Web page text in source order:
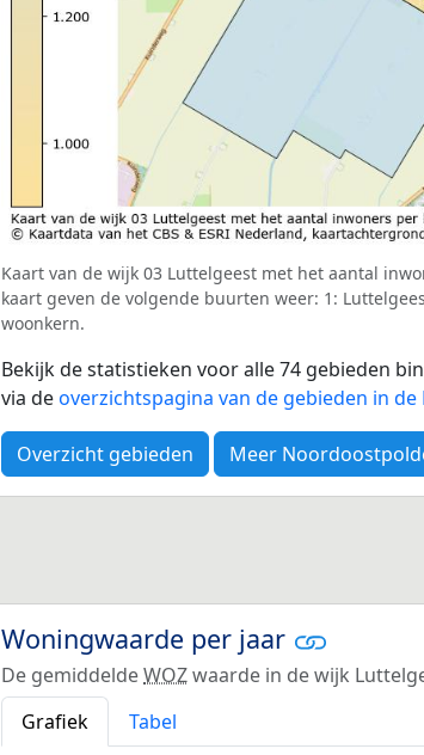
Kaart van de wijk 03 Luttelgeest met het aantal
kaart geven de volgende buurten weer: 1:
woonkern.
Bekijk de statistieken voor alle 74 gebieden
via deoverzichtspagina van de gebieden in
Overzicht gebieden Meer
Woningwaarde per jaar
De gemiddeldeWOZwaarde in de wijk
Grafiek
Tabel